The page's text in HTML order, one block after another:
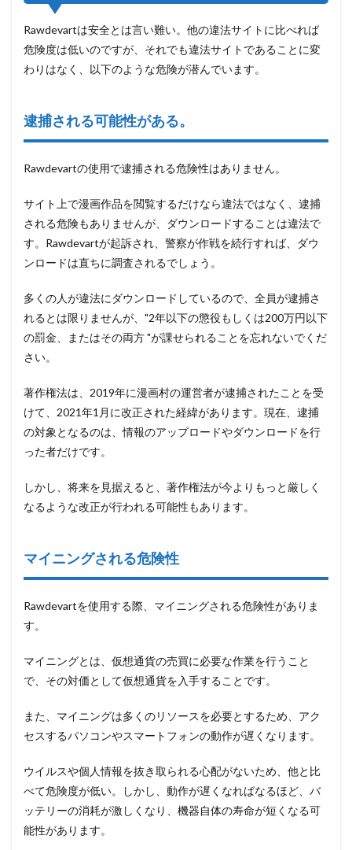
Rawdevartは安全とは言い難い。他の違法サイトに比べれば
危険度は低いのですが、それでも違法サイトであることに変
わりはなく、以下のような危険が潜んでいます。
逮捕される可能性がある。
Rawdevartの使用で逮捕される危険性はありません。
サイト上で漫画作品を閲覧するだけなら違法ではなく、逮捕
される危険もありませんが、ダウンロードすることは違法で
す。Rawdevartが起訴され、警察が作戦を続行すれば、ダウ
ンロードは直ちに調査されるでしょう。
多くの人が違法にダウンロードしているので、全員が逮捕さ
れるとは限りませんが、"2年以下の懲役もしくは200万円以下
の罰金、またはその両方 "が課せられることを忘れないでくだ
さい。
著作権法は、2019年に漫画村の運営者が逮捕されたことを受
けて、2021年1月に改正された経緯があります。現在、逮捕
の対象となるのは、情報のアップロードやダウンロードを行
った者だけです。
しかし、将来を見据えると、著作権法が今よりもっと厳しく
なるような改正が行われる可能性もあります。
マイニングされる危険性
Rawdevartを使用する際、マイニングされる危険性がありま
す。
マイニングとは、仮想通貨の売買に必要な作業を行うこと
で、その対価として仮想通貨を入手することです。
また、マイニングは多くのリソースを必要とするため、アク
セスするパソコンやスマートフォンの動作が遅くなります。
ウイルスや個人情報を抜き取られる心配がないため、他と比
べて危険度が低い。しかし、動作が遅くなればなるほど、バ
ッテリーの消耗が激しくなり、機器自体の寿命が短くなる可
能性があります。